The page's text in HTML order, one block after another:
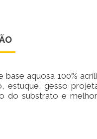
aquosa 100%
gesso
do substrato e